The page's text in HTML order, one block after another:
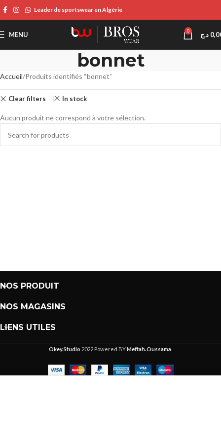
Leader de sportswear en Algérie
MENU 0 د.ج
bonnet
Accueil Produits identifiés “bonnet”
Clear filters In stock
Aucun produit ne correspond à votre sélection.
NOS PRODUIT
NOS MAGASINS
LIENS UTILES
Okey.Studio 2022 Powered BYMeftah.Oussama